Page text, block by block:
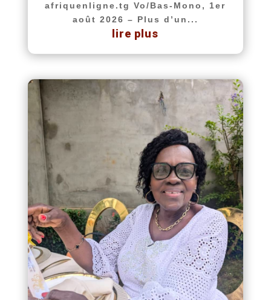
afriquenligne.tg Vo/Bas-Mono, 1er
août 2026 – Plus d’un...
lire plus